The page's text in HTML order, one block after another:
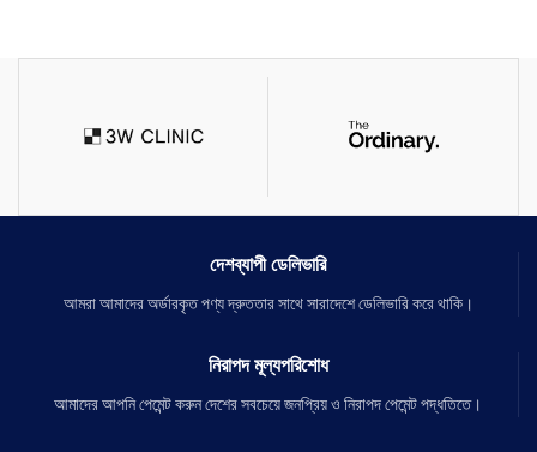
দেশব্যাপী ডেলিভারি
আমরা আমাদের অর্ডারকৃত পণ্য দ্রুততার সাথে সারাদেশে ডেলিভারি করে থাকি।
নিরাপদ মূল্যপরিশোধ
আমাদের আপনি পেমেন্ট করুন দেশের সবচেয়ে জনপ্রিয় ও নিরাপদ পেমেন্ট পদ্ধতিতে।